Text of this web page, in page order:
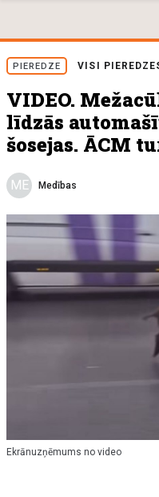
PIEREDZE VISI
VIDEO.
līdzās
šosejas. ĀCM
ME Medības
Ekrānuzņēmums no video